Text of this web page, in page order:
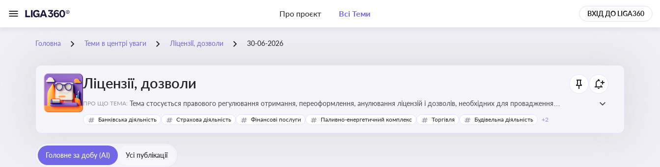
Про проєкт Всі Теми ВХІД ДО LIGA360
Головна Теми в центрі уваги Ліцензії, дозволи 30-06-2026
Ліцензії, дозволи
ПРО ЩО ТЕМА: Тема стосується правового регулювання отримання, переоформлення, анулювання ліцензій і дозволів, необхідних для провадження
господарської діяльності
Банківська діяльність Страхова діяльність Фінансові послуги Паливно-енергетичний комплекс Торгівля Будівельна діяльність +2
Головне за добу (AI) Усі публікації